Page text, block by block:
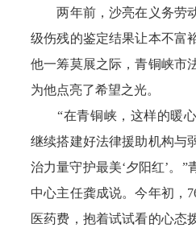
两年前，沙亮在义务劳动
级伤残的鉴定结果让本不富
他一筹莫展之际，青铜峡市
为他点亮了希望之光。
“在青铜峡，这样的暖心
继续搭建好法律援助机构与
治力量守护最美‘夕阳红’。
中心主任龚成说。今年初，
医药费，抱着试试看的心态